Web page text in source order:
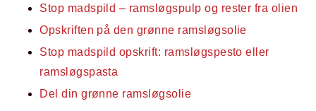
Stop madspild – ramsløgspulp og rester fra olien
Opskriften på den grønne ramsløgsolie
Stop madspild opskrift: ramsløgspesto eller
ramsløgspasta
Del din grønne ramsløgsolie